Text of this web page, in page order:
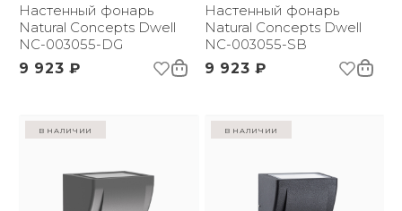
Настенный фонарь
Natural Concepts Dwell
NC-003055-DG
9 923 ₽
Настенный фонарь
Natural Concepts Dwell
NC-003055-SB
9 923 ₽
в наличии в наличии